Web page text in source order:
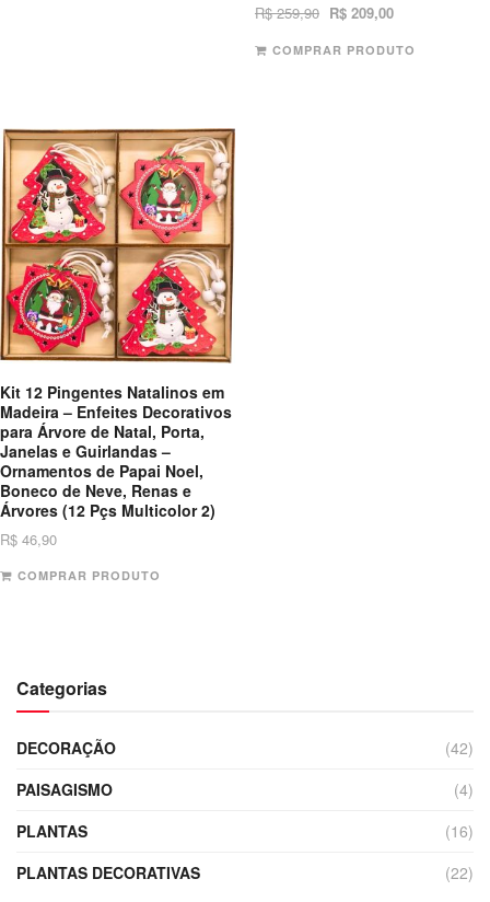
R$259,90 R$209,00
COMPRAR PRODUTO
Kit 12 Pingentes Natalinos em
Madeira – Enfeites Decorativos
para Árvore de Natal, Porta,
Janelas e Guirlandas –
Ornamentos de Papai Noel,
Boneco de Neve, Renas e
Árvores (12 Pçs Multicolor 2)
R$ 46,90
COMPRAR PRODUTO
Categorias
DECORAÇÃO
(42)
PAISAGISMO
(4)
PLANTAS
(16)
PLANTAS DECORATIVAS
(22)